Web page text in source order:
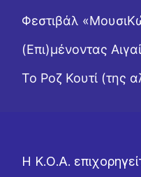
Φεστιβάλ
(Επι)μένοντας
Το Ροζ Κουτί (της
Η Κ.Ο.Α.